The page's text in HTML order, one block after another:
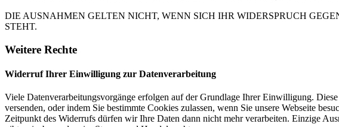
DIE AUSNAHMEN GELTEN NICHT, WENN SICH IHR WIDERSPRUCH
STEHT.
Weitere Rechte
Widerruf Ihrer Einwilligung zur Datenverarbeitung
Viele Datenverarbeitungsvorgänge erfolgen auf der Grundlage Ihrer Einwilligung.
versenden, oder indem Sie bestimmte Cookies zulassen, wenn Sie unsere Webseite
Zeitpunkt des Widerrufs dürfen wir Ihre Daten dann nicht mehr verarbeiten. Einzige